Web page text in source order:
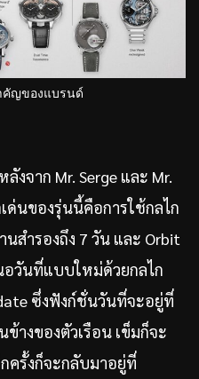
ญของแบรนด์
งจาก Mr. Serge และ Mr.
ด่นของรุ่นนี้คือการใช้กลไก
สำรองถึง 7 วัน และ Orbit
อวันที่แบบใหม่ด้วยกลไก
ซึ่งฟังก์ชั่นวันที่จะอยู่ที่
างของตัวเรือน เข็มก็จะ
ครั้งก็จะกลับมาอยู่ที่